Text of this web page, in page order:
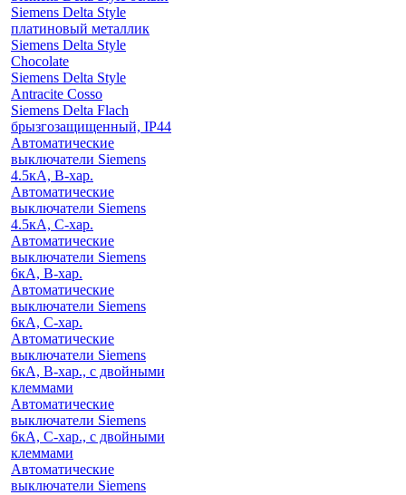
Siemens Delta Style
платиновый металлик
Siemens Delta Style
Chocolate
Siemens Delta Style
Antracite Cosso
Siemens Delta Flach
брызгозащищенный, IP44
Автоматические
выключатели Siemens
4.5кА, B-хар.
Автоматические
выключатели Siemens
4.5кА, C-хар.
Автоматические
выключатели Siemens
6кА, B-хар.
Автоматические
выключатели Siemens
6кА, С-хар.
Автоматические
выключатели Siemens
6кА, B-хар., с двойными
клеммами
Автоматические
выключатели Siemens
6кА, C-хар., с двойными
клеммами
Автоматические
выключатели Siemens